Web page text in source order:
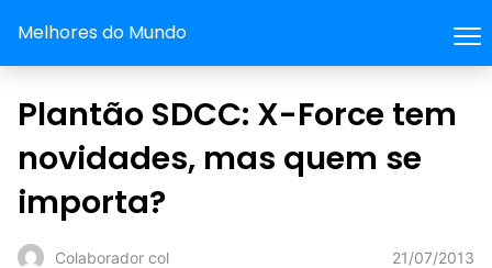
Melhores do Mundo
Plantão SDCC: X-Force tem
novidades, mas quem se
importa?
Colaborador col 21/07/2013